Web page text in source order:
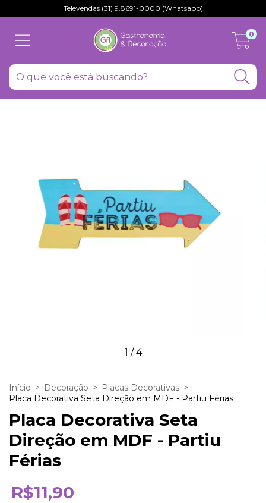
Televendas (31) 9.8691-0000 (Whatsapp)
0
1 /4
Início > Decoração > Placas Decorativas >
Placa Decorativa Seta Direção em MDF - Partiu Férias
Placa Decorativa Seta
Direção em MDF - Partiu
Férias
R$11,90